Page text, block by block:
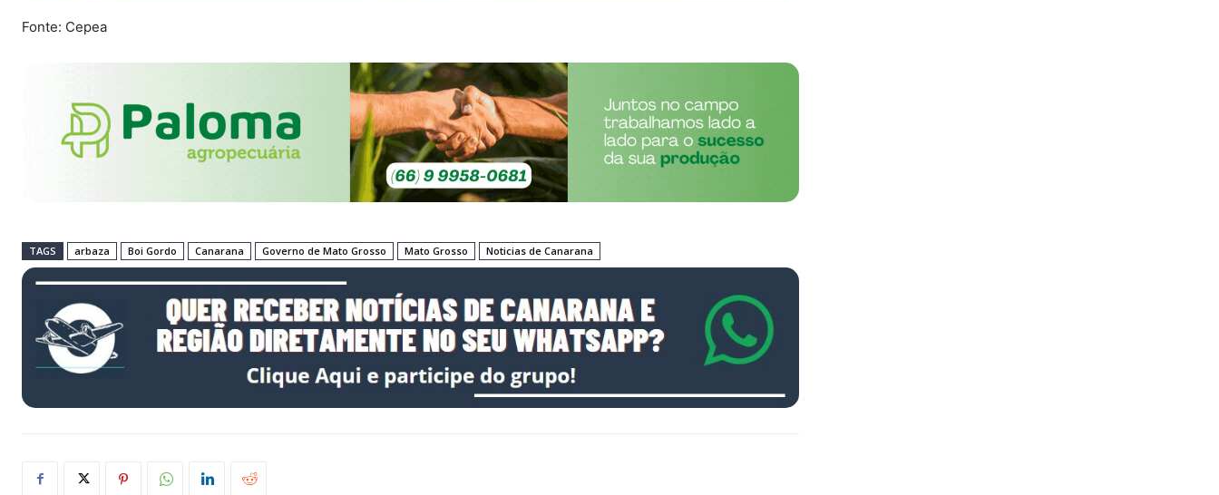
Fonte: Cepea
TAGS arbaza Boi Gordo Canarana Governo de Mato Grosso Mato Grosso Noticias de Canarana